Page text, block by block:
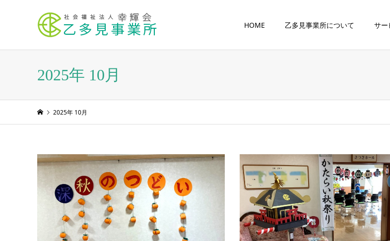
HOME 乙多見事業所について サー
2025年 10月
2025年 10月